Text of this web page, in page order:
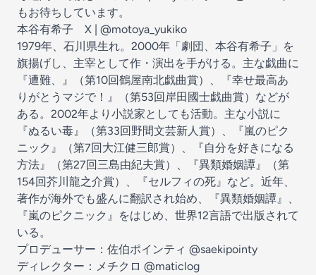
もお待ちしています。
本谷有希子 X | @motoya_yukiko
1979年、石川県生れ。2000年「劇団、本谷有希子」を
旗揚げし、主宰として作・演出を手がける。主な戯曲に
『遭難、』（第10回鶴屋南北戯曲賞）、『幸せ最高あ
りがとうマジで！』（第53回岸田國士戯曲賞）などが
ある。2002年より小説家としても活動。主な小説に
『ぬるい毒』（第33回野間文芸新人賞）、『嵐のピク
ニック』（第7回大江健三郎賞）、『自分を好きになる
方法』（第27回三島由紀夫賞）、『異類婚姻譚』（第
154回芥川龍之介賞）、『セルフィの死』など。近年、
著作が海外でも盛んに翻訳され始め、『異類婚姻譚』、
『嵐のピクニック』をはじめ、世界12言語で出版されて
いる。
プロデューサー：佐伯ポインティ @saekipointy
ディレクター：メチクロ @maticlog